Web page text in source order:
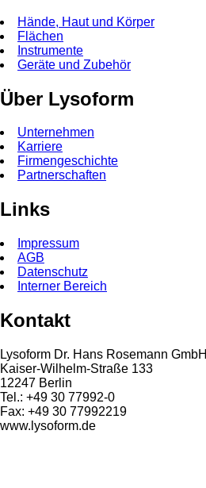
Hände, Haut und Körper
Flächen
Instrumente
Geräte und Zubehör
Über Lysoform
Unternehmen
Karriere
Firmengeschichte
Partnerschaften
Links
Impressum
AGB
Datenschutz
Interner Bereich
Kontakt
Lysoform Dr. Hans Rosemann GmbH
Kaiser-Wilhelm-Straße 133
12247 Berlin
Tel.: +49 30 77992-0
Fax: +49 30 77992219
www.lysoform.de